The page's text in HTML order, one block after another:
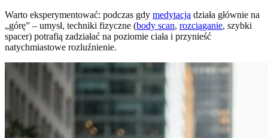
Warto eksperymentować: podczas gdy medytacja działa głównie na
„górę” – umysł, techniki fizyczne (body scan, rozciąganie, szybki
spacer) potrafią zadziałać na poziomie ciała i przynieść
natychmiastowe rozluźnienie.